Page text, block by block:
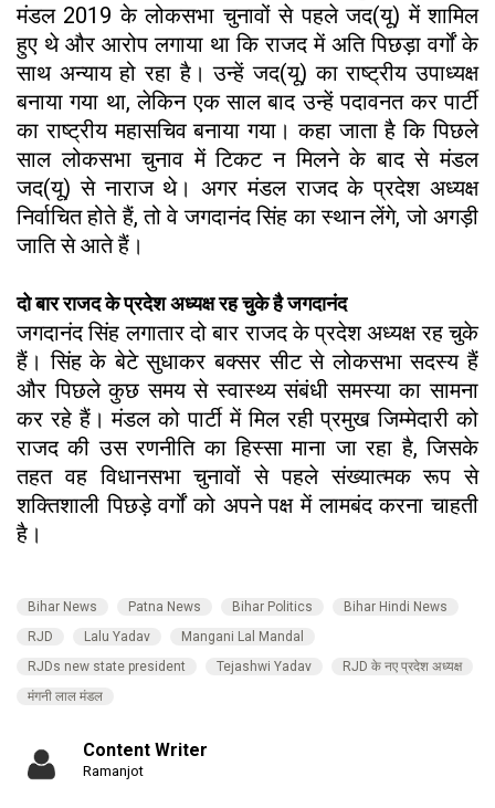
मंडल 2019 के लोकसभा चुनावों से पहले जद(यू) में शामिल
हुए थे और आरोप लगाया था कि राजद में अति पिछड़ा वर्गों के
साथ अन्याय हो रहा है। उन्हें जद(यू) का राष्ट्रीय उपाध्यक्ष
बनाया गया था, लेकिन एक साल बाद उन्हें पदावनत कर पार्टी
का राष्ट्रीय महासचिव बनाया गया। कहा जाता है कि पिछले
साल लोकसभा चुनाव में टिकट न मिलने के बाद से मंडल
जद(यू) से नाराज थे। अगर मंडल राजद के प्रदेश अध्यक्ष
निर्वाचित होते हैं, तो वे जगदानंद सिंह का स्थान लेंगे, जो अगड़ी
जाति से आते हैं।
दो बार राजद के प्रदेश अध्यक्ष रह चुके है जगदानंद
जगदानंद सिंह लगातार दो बार राजद के प्रदेश अध्यक्ष रह चुके
हैं। सिंह के बेटे सुधाकर बक्सर सीट से लोकसभा सदस्य हैं
और पिछले कुछ समय से स्वास्थ्य संबंधी समस्या का सामना
कर रहे हैं। मंडल को पार्टी में मिल रही प्रमुख जिम्मेदारी को
राजद की उस रणनीति का हिस्सा माना जा रहा है, जिसके
तहत वह विधानसभा चुनावों से पहले संख्यात्मक रूप से
शक्तिशाली पिछड़े वर्गों को अपने पक्ष में लामबंद करना चाहती
है।
Bihar News Patna News Bihar Politics
Bihar Hindi News
RJD
Lalu Yadav
Mangani Lal Mandal
RJDs new state president
Tejashwi Yadav
RJD के नए प्रदेश अध्यक्ष
मंगनी लाल मंडल
Content Writer
Ramanjot